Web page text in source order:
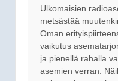
Ulkomaisien
metsästää
Oman
vaikutus
ja pienellä rahalla
asemien verran.